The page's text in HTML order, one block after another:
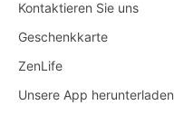
Kontaktieren Sie uns
Geschenkkarte
ZenLife
Unsere App herunterladen